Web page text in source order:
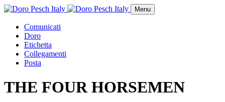
Menu
Comunicati
Doro
Etichetta
Collegamenti
Posta
THE FOUR HORSEMEN